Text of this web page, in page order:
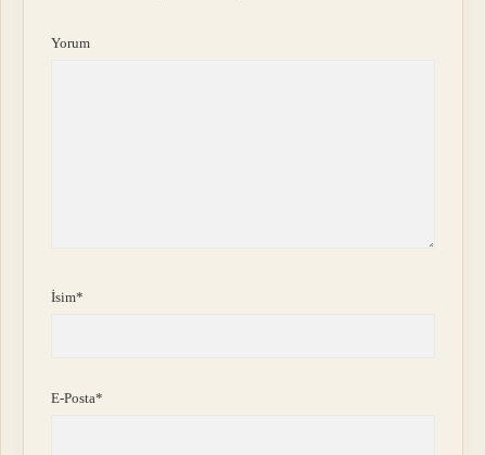
Yorum
İsim*
E-Posta*